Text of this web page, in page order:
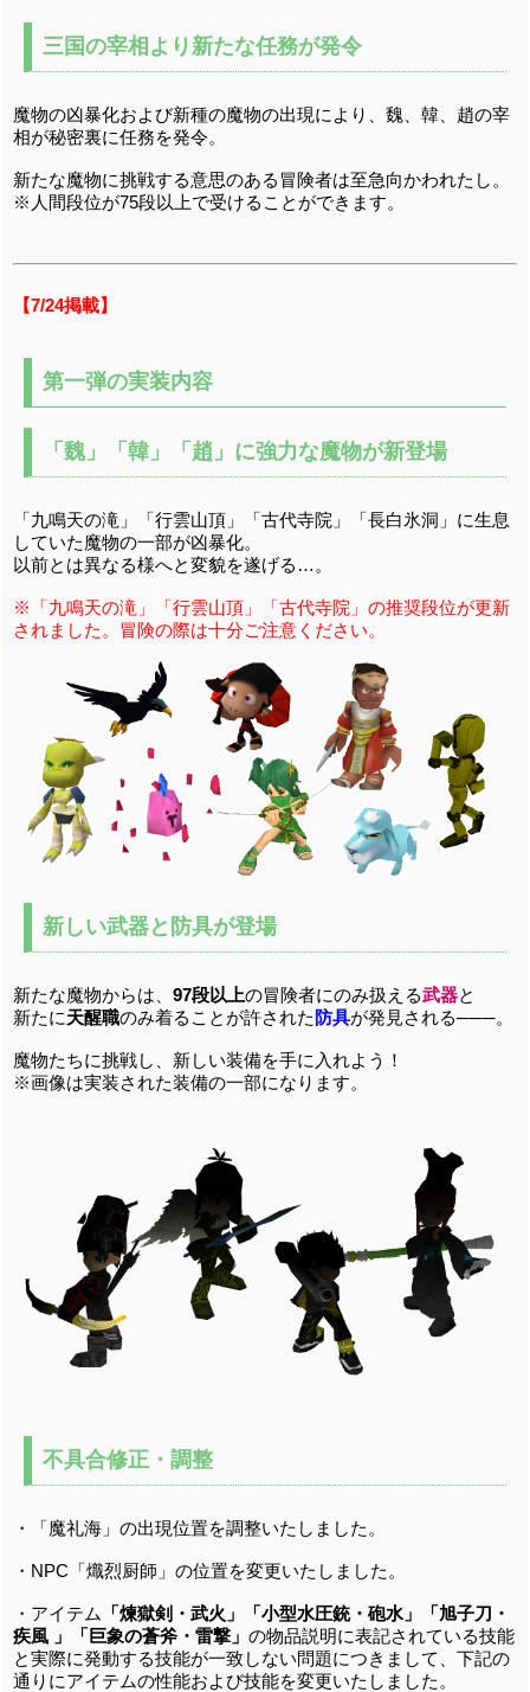
三国の宰相より新たな任務が発令
魔物の凶暴化および新種の魔物の出現により、魏、韓、趙の宰
相が秘密裏に任務を発令。
新たな魔物に挑戦する意思のある冒険者は至急向かわれたし。
※人間段位が75段以上で受けることができます。
【7/24掲載】
第一弾の実装内容
「魏」「韓」「趙」に強力な魔物が新登場
「九鳴天の滝」「行雲山頂」「古代寺院」「長白氷洞」に生息
していた魔物の一部が凶暴化。
以前とは異なる様へと変貌を遂げる…。
※「九鳴天の滝」「行雲山頂」「古代寺院」の推奨段位が更新
されました。冒険の際は十分ご注意ください。
新しい武器と防具が登場
新たな魔物からは、97段以上の冒険者にのみ扱える武器と
新たに天醒職のみ着ることが許された 防具が発見される───。
魔物たちに挑戦し、新しい装備を手に入れよう！
※画像は実装された装備の一部になります。
不具合修正・調整
・「魔礼海」の出現位置を調整いたしました。
・NPC「熾烈厨師」の位置を変更いたしました。
・アイテム
「煉獄剣・武火」「小型水圧銃・砲水」「旭子刀・
疾風 」「巨象の蒼斧・雷撃」の物品説明に表記されている技能
と実際に発動する技能が一致しない問題につきまして、下記の
通りにアイテムの性能および技能を変更いたしました。